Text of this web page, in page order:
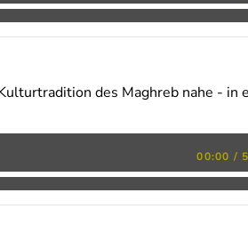
des Maghreb nahe - in
00:00 /